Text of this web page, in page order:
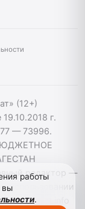
(12+)
г.
— 73996.
редактор —
использовании
на hakikat.info
работы
вы
.